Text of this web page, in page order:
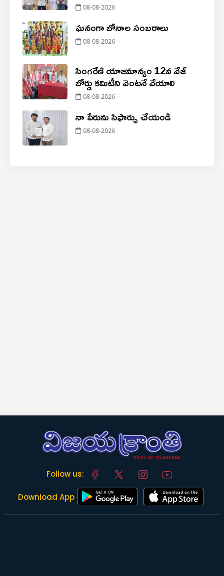
08-08-2026
ఘనంగా బోనాల సంబరాలు
08-08-2026
సింగరేణి యాజమాన్యం 12వ వేజ్
బోర్డు కమిటీని వెంటనే వేయాలి
08-08-2026
నా పేరును సిఫార్సు చేయండి
08-08-2026
Follow us:
Download App